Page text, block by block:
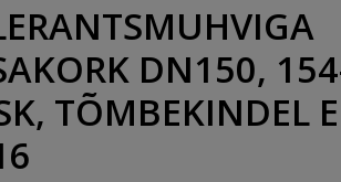
DN150,
TÕMBEKINDEL